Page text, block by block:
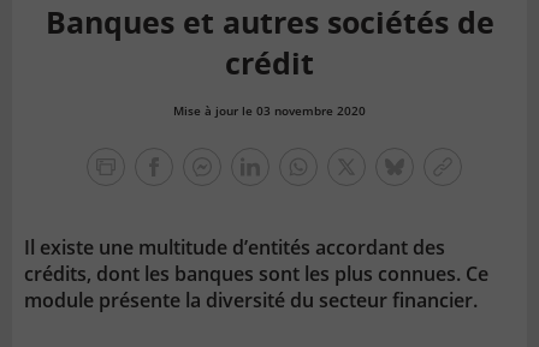
Banques et autres sociétés de
crédit
Mise à jour le 03 novembre 2020
Il existe une multitude d’entités accordant des
crédits, dont les banques sont les plus connues. Ce
module présente la diversité du secteur financier.